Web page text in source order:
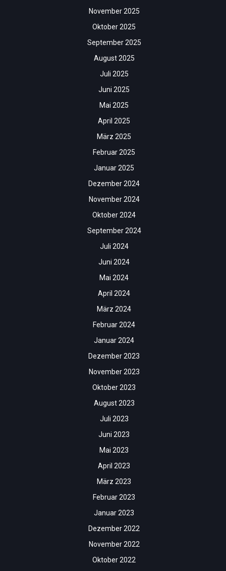
November 2025
Oktober 2025
September 2025
August 2025
Juli 2025
Juni 2025
Mai 2025
April 2025
März 2025
Februar 2025
Januar 2025
Dezember 2024
November 2024
Oktober 2024
September 2024
Juli 2024
Juni 2024
Mai 2024
April 2024
März 2024
Februar 2024
Januar 2024
Dezember 2023
November 2023
Oktober 2023
August 2023
Juli 2023
Juni 2023
Mai 2023
April 2023
März 2023
Februar 2023
Januar 2023
Dezember 2022
November 2022
Oktober 2022